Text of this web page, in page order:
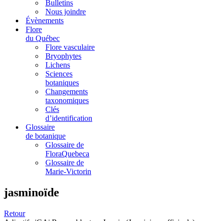
Bulletins
Nous joindre
Évènements
Flore
du Québec
Flore vasculaire
Bryophytes
Lichens
Sciences
botaniques
Changements
taxonomiques
Clés
d’identification
Glossaire
de botanique
Glossaire de
FloraQuebeca
Glossaire de
Marie-Victorin
jasminoïde
Retour